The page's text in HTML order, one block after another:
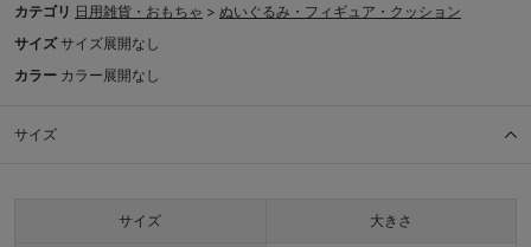
カテゴリ 日用雑貨・おもちゃ > ぬいぐるみ・フィギュア・クッション
サイズ サイズ展開なし
カラー カラー展開なし
サイズ
サイズ 大きさ